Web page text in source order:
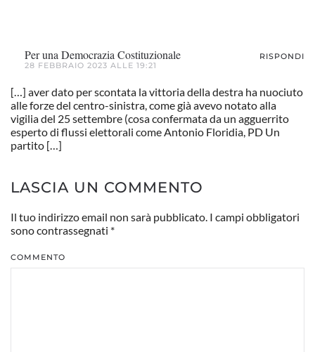
Per una Democrazia Costituzionale
28 FEBBRAIO 2023 ALLE 19:21
RISPONDI
[…] aver dato per scontata la vittoria della destra ha nuociuto
alle forze del centro-sinistra, come già avevo notato alla
vigilia del 25 settembre (cosa confermata da un agguerrito
esperto di flussi elettorali come Antonio Floridia, PD Un
partito […]
LASCIA UN COMMENTO
Il tuo indirizzo email non sarà pubblicato. I campi obbligatori
sono contrassegnati *
COMMENTO